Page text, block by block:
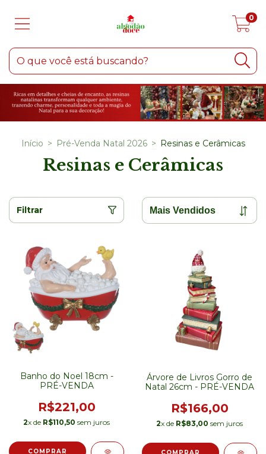
0
Início > Pré-Venda Natal 2026 > Resinas e Cerâmicas
Resinas e Cerâmicas
Filtrar
Banho do Noel 18cm -
PRÉ-VENDA
R$221,00
2x de R$110,50 sem juros
Árvore de Livros Gorro de
Natal 26cm - PRÉ-VENDA
R$166,00
2x de R$83,00 sem juros